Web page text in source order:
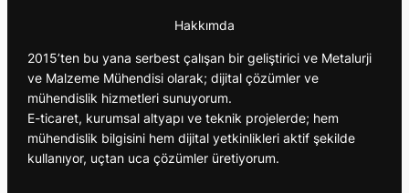
Hakkımda
2015’ten bu yana serbest çalışan bir geliştirici ve Metalurji
ve Malzeme Mühendisi olarak; dijital çözümler ve
mühendislik hizmetleri sunuyorum.
E-ticaret, kurumsal altyapı ve teknik projelerde; hem
mühendislik bilgisini hem dijital yetkinlikleri aktif şekilde
kullanıyor, uçtan uca çözümler üretiyorum.